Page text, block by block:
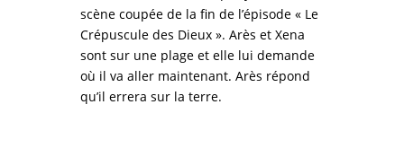
scène coupée de la fin de l’épisode « Le
Crépuscule des Dieux ». Arès et Xena
sont sur une plage et elle lui demande
où il va aller maintenant. Arès répond
qu’il errera sur la terre.